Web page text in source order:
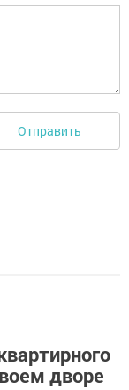
Отправить
дворе